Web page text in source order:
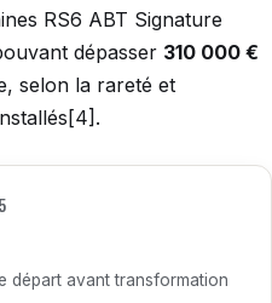
RS6 ABT Signature
dépasser 310 000 €
selon la rareté et
départ avant transformation